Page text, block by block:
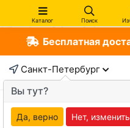
Каталог Поиск
Бесплатная
Санкт-Петербург
Вы тут?
Да, верно Нет, изменить